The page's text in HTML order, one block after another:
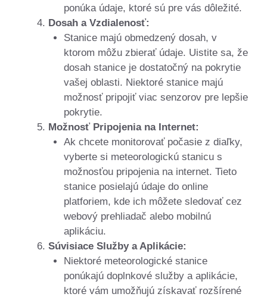
ponúka údaje, ktoré sú pre vás dôležité.
Dosah a Vzdialenosť:
Stanice majú obmedzený dosah, v
ktorom môžu zbierať údaje. Uistite sa, že
dosah stanice je dostatočný na pokrytie
vašej oblasti. Niektoré stanice majú
možnosť pripojiť viac senzorov pre lepšie
pokrytie.
Možnosť Pripojenia na Internet:
Ak chcete monitorovať počasie z diaľky,
vyberte si meteorologickú stanicu s
možnosťou pripojenia na internet. Tieto
stanice posielajú údaje do online
platforiem, kde ich môžete sledovať cez
webový prehliadač alebo mobilnú
aplikáciu.
Súvisiace Služby a Aplikácie:
Niektoré meteorologické stanice
ponúkajú doplnkové služby a aplikácie,
ktoré vám umožňujú získavať rozšírené